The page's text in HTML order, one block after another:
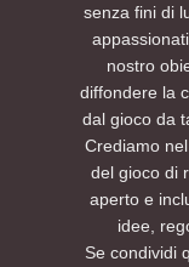
senza fini di
nostro
diffondere la
dal gioco da
Crediamo
del gioco di
aperto e
idee,
Se condividi